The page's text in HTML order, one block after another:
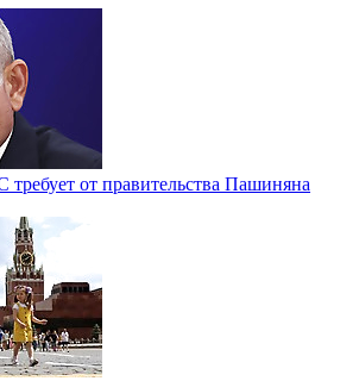
от правительства Пашиняна